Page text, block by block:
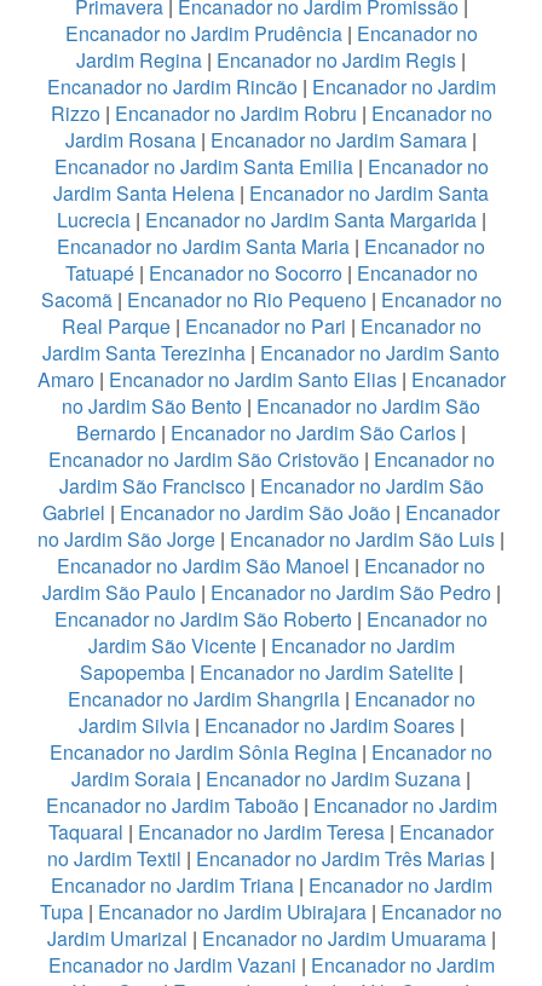
Primavera| Encanador no Jardim Promissão|
Encanador no Jardim Prudência| Encanador no
Jardim Regina | Encanador no Jardim Regis |
Encanador no Jardim Rincão| Encanador no Jardim
Rizzo| Encanador no Jardim Robru | Encanador no
Jardim Rosana | Encanador no Jardim Samara |
Encanador no Jardim Santa Emilia| Encanador no
Jardim Santa Helena | Encanador no Jardim Santa
Lucrecia| Encanador no Jardim Santa Margarida|
Encanador no Jardim Santa Maria | Encanador no
Tatuapé| Encanador no Socorro| Encanador no
Sacomã| Encanador no Rio Pequeno| Encanador no
Real Parque| Encanador no Pari | Encanador no
Jardim Santa Terezinha | Encanador no Jardim Santo
Amaro| Encanador no Jardim Santo Elias| Encanador
no Jardim São Bento | Encanador no Jardim São
Bernardo | Encanador no Jardim São Carlos |
Encanador no Jardim São Cristovão| Encanador no
Jardim São Francisco| Encanador no Jardim São
Gabriel | Encanador no Jardim São João | Encanador
no Jardim São Jorge | Encanador no Jardim São Luis |
Encanador no Jardim São Manoel | Encanador no
Jardim São Paulo| Encanador no Jardim São Pedro|
Encanador no Jardim São Roberto | Encanador no
Jardim São Vicente| Encanador no Jardim
Sapopemba| Encanador no Jardim Satelite|
Encanador no Jardim Shangrila| Encanador no
Jardim Silvia| Encanador no Jardim Soares|
Encanador no Jardim Sônia Regina | Encanador no
Jardim Soraia | Encanador no Jardim Suzana |
Encanador no Jardim Taboão| Encanador no Jardim
Taquaral | Encanador no Jardim Teresa | Encanador
no Jardim Textil | Encanador no Jardim Três Marias |
Encanador no Jardim Triana| Encanador no Jardim
Tupa | Encanador no Jardim Ubirajara | Encanador no
Jardim Umarizal | Encanador no Jardim Umuarama|
Encanador no Jardim Vazani | Encanador no Jardim